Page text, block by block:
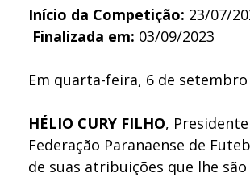
Início da Competição: 23/
Finalizada em: 03/09/2023
Em quarta-feira, 6 de setembro
HÉLIO CURY FILHO,
Federação Paranaense de
de suas atribuições que lhe